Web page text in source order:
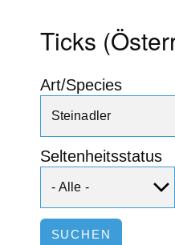
Ticks
Art/Species
Seltenheitsstatus